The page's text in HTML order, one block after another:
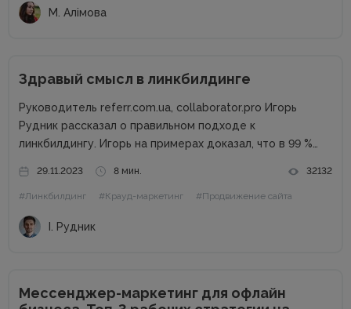
М. Алімова
Здравый смысл в линкбилдинге
Руководитель referr.com.ua, collaborator.pro Игорь
Рудник рассказал о правильном подходе к
линкбилдингу. Игорь на примерах доказал, что в 99 %
Сайты можно продвигать множеством способов, среди
которых есть и PBN. При этом PBN разделяются...
29.11.2023 8 мин. 32132
#Линкбилдинг #Крауд-маркетинг #Продвижение сайта
І. Рудник
Мессенджер-маркетинг для офлайн